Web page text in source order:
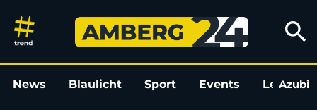
Motorradfahrer (62) stirbt bei
search
News Blaulicht Sport Events LeoAzubi